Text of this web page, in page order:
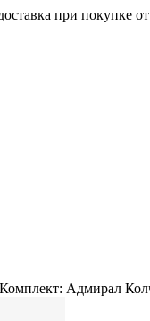
при покупке
Комплект: Адмирал